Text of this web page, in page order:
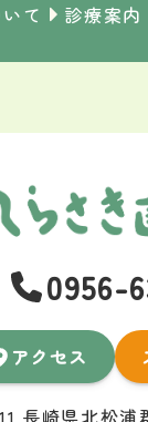
て 診療案内
0956-
アクセス